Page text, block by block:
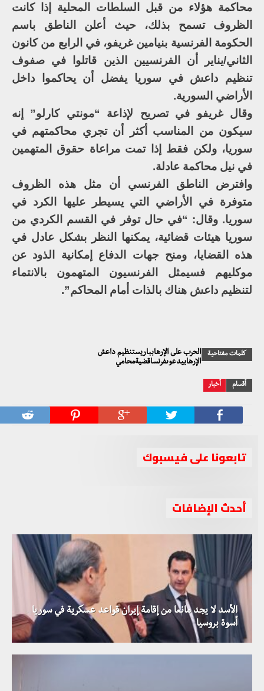
محاكمة هؤلاء من قبل السلطات المحلية إذا كانت
الظروف تسمح بذلك، حيث أعلن الناطق باسم
الحكومة الفرنسية بنيامين غريفو، في الرابع من كانون
الثاني/يناير أن الفرنسيين الذين قاتلوا في صفوف
تنظيم داعش في سوريا يفضل أن يحاكموا داخل
الأراضي السورية.
وقال غريفو في تصريح لإذاعة “مونتي كارلو” إنه
سيكون من المناسب أكثر أن تجري محاكمتهم في
سوريا، ولكن فقط إذا تمت مراعاة حقوق المتهمين
في نيل محاكمة عادلة.
وافترض الناطق الفرنسي أن مثل هذه الظروف
متوفرة في الأراضي التي يسيطر عليها الكرد في
سوريا. وقال: “في حال توفر في القسم الكردي من
سوريا هيئات قضائية، يمكنها النظر بشكل عادل في
هذه القضايا، ومنح جهات الدفاع إمكانية الذود عن
موكليهم فسيمثل الفرنسيون المتهمون بالانتماء
لتنظيم داعش هناك بالذات أمام المحاكم”.
كلمات مفتاحية
الحرب على الإرهابباريستنظيم داعش
الإرهابيدعوىفرنساقضيةمحامي
أقسام أخبار
تابعونا على فيسبوك
أحدث الإضافات
الأسد لا يجد مانعا من إقامة إيران قواعد عسكرية في سوريا
أسوة بروسيا